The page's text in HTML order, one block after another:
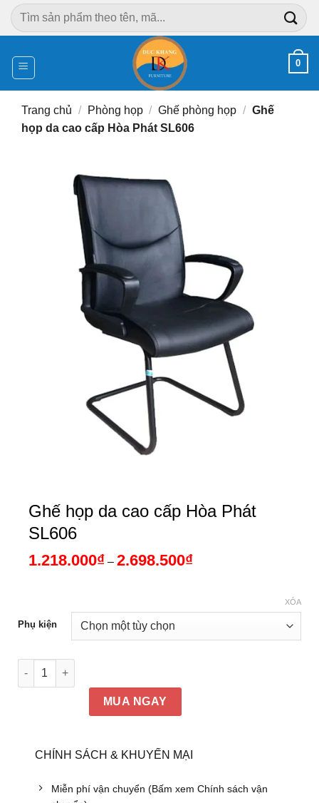
Chuyển
đến
dung
Tìm
kiếm:
0
Trang chủ / Phòng họp / Ghế phòng họp / Ghế
họp da cao cấp Hòa Phát SL606
Ghế họp da cao cấp Hòa Phát
SL606
1.218.000₫ – 2.698.500₫Khoảng
2.698.500₫
Phụ kiện
XÓA
Ghế họp da cao cấp Hòa Phát SL606 số lượng
MUA NGAY
CHÍNH SÁCH & KHUYẾN MẠI
Miễn phí vận chuyển (Bấm xem Chính sách vận